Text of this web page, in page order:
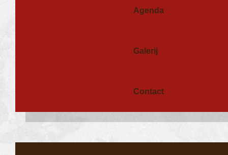
Agenda
Galerij
Contact